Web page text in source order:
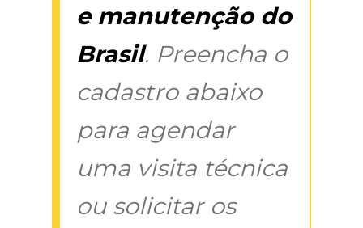
e manutenção do
Brasil. Preencha o
cadastro abaixo
para agendar
uma visita técnica
ou solicitar os